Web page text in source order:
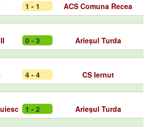
1 - 1 ACS Comuna Recea
0 - 3 Arieșul Turda
4 - 4 CS Iernut
1 - 2 Arieșul Turda